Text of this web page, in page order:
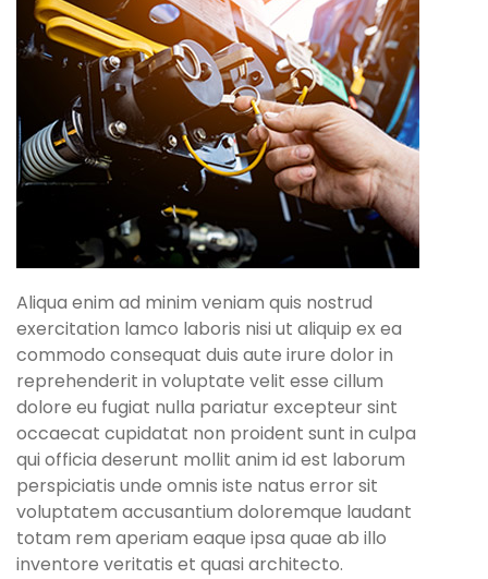
Aliqua enim ad minim veniam quis nostrud
exercitation lamco laboris nisi ut aliquip ex ea
commodo consequat duis aute irure dolor in
reprehenderit in voluptate velit esse cillum
dolore eu fugiat nulla pariatur excepteur sint
occaecat cupidatat non proident sunt in culpa
qui officia deserunt mollit anim id est laborum
perspiciatis unde omnis iste natus error sit
voluptatem accusantium doloremque laudant
totam rem aperiam eaque ipsa quae ab illo
inventore veritatis et quasi architecto.